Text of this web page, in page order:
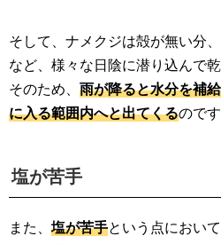
そして、ナメクジは殻が無い分
など、様々な日陰に潜り込んで
そのため、 雨が降ると水分を補
に入る範囲内へと出てくるのです
塩が苦手
また、 塩が苦手という点において